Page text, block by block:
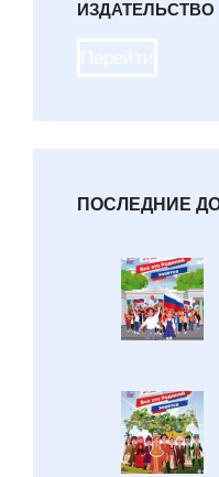
ИЗДАТЕЛЬСТВО
ПОСЛЕДНИЕ